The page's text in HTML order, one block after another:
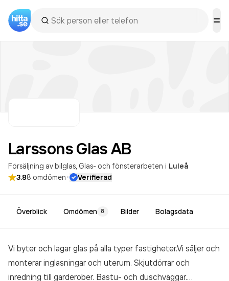
Larssons GlasAB
Försäljning av bilglas Glas- och fönsterarbeten i Luleå
3.88 omdömen· Verifierad
Överblick Omdömen 8 Bilder Bolagsdata
Vi byter och lagar glas på alla typer fastigheter.Vi säljer och
monterar inglasningar och uterum. Skjutdörrar och
inredning till garderober. Bastu- och duschväggar.